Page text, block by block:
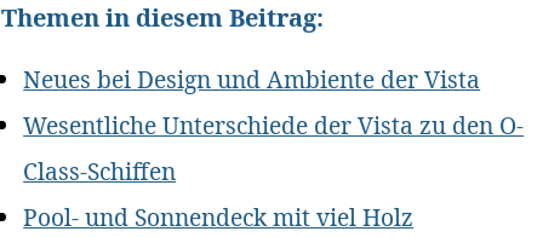
Themen in diesem Beitrag:
Neues bei Design und Ambiente der Vista
Wesentliche Unterschiede der Vista zu den O-
Class-Schiffen
Pool- und Sonnendeck mit viel Holz